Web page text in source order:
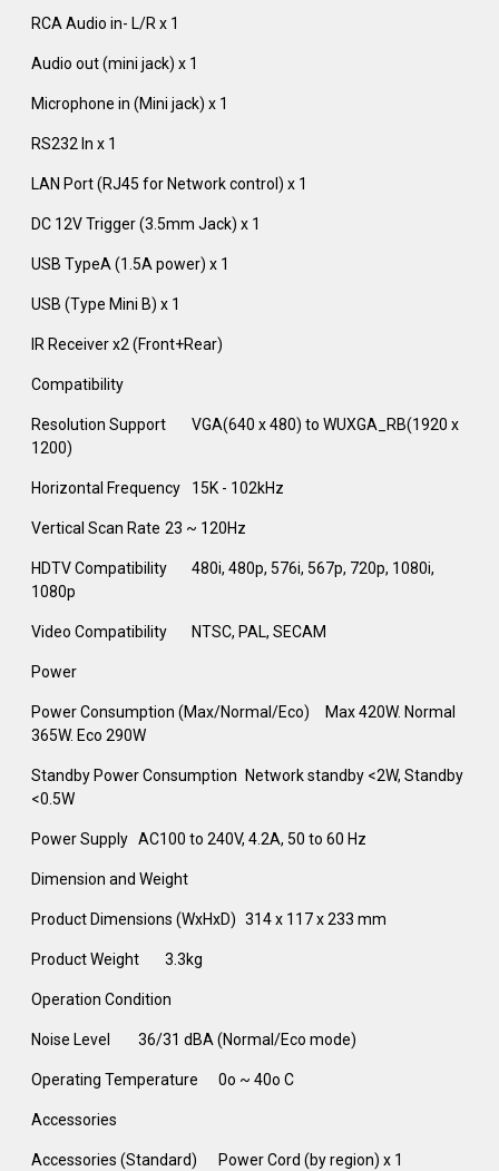
RCA Audio in- L/R x 1
Audio out (mini jack) x 1
Microphone in (Mini jack) x 1
RS232 In x 1
LAN Port (RJ45 for Network control) x 1
DC 12V Trigger (3.5mm Jack) x 1
USB TypeA (1.5A power) x 1
USB (Type Mini B) x 1
IR Receiver x2 (Front+Rear) ‎
Compatibility
Resolution Support
VGA(640 x 480) to WUXGA_RB(1920 x
1200)
Horizontal Frequency 15K - 102kHz
Vertical Scan Rate 23 ~ 120Hz‎
HDTV Compatibility
480i, 480p, 576i, 567p, 720p, 1080i,
1080p
Video Compatibility NTSC, PAL, SECAM
Power
Power Consumption (Max/Normal/Eco)
Max 420W. Normal
365W. Eco 290W
Standby Power Consumption
Network standby <2W, Standby
<0.5W‎
Power Supply AC100 to 240V, 4.2A, 50 to 60 Hz
Dimension and Weight
Product Dimensions (WxHxD) 314 x 117 x 233 mm
Product Weight 3.3kg
Operation Condition
Noise Level 36/31 dBA (Normal/Eco mode) ‎
Operating Temperature 0o ~ 40o C
Accessories
Accessories (Standard) Power Cord (by region) x 1